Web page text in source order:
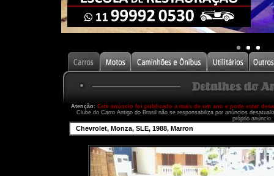
Atenção: Este anúncio foi publicado a mais de um ano e pode estar
Clube do Carro Antigo do Brasil não se responsabiliza por anúncios
próprio anúncio.
Chevrolet, Monza, SLE, 1988, Marron